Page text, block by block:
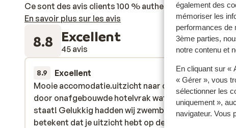
également des
mémoriser les
performances de
3ème parties,
notre contenu et
En cliquant sur «
« Gérer », vous
sélectionner les
uniquement »,
navigateur. Vous
Ce sont des avis clients 100 % authentiques qui
En savoir plus sur les avis
8.8 Excellent
45 avis
8.9 Excellent
3 avr.
Mooie accomodatie.uitzicht naar oceaan was slecht
door onafgebouwde hotelvrak wat er zo te zien al
staat! Gelukkig hadden wij zwembad zicht, wat
betekent dat je uitzicht hebt op de besneeuwde
Mooie accomodatie.uitzicht naar oceaan was slecht
door onafgebouwde hotelvrak wat er zo te zien al
staat! Gelukkig hadden wij zwembad zicht, wat
betekent dat je uitzicht hebt op de besneeuwde